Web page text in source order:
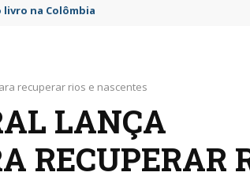
o Brasil no XXIV Parlamento Internacional
recuperar rios e nascentes
LANÇA
RECUPERAR